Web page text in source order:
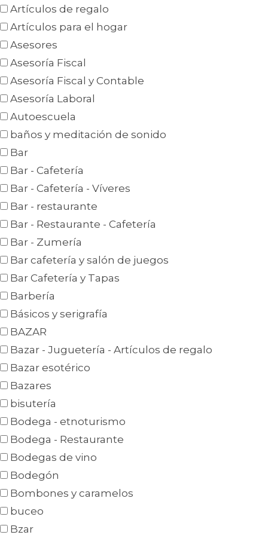
Artículos de regalo
Artículos para el hogar
Asesores
Asesoría Fiscal
Asesoría Fiscal y Contable
Asesoría Laboral
Autoescuela
baños y meditación de sonido
Bar
Bar - Cafetería
Bar - Cafetería - Víveres
Bar - restaurante
Bar - Restaurante - Cafetería
Bar - Zumería
Bar cafetería y salón de juegos
Bar Cafetería y Tapas
Barbería
Básicos y serigrafía
BAZAR
Bazar - Juguetería - Artículos de regalo
Bazar esotérico
Bazares
bisutería
Bodega - etnoturismo
Bodega - Restaurante
Bodegas de vino
Bodegón
Bombones y caramelos
buceo
Bzar